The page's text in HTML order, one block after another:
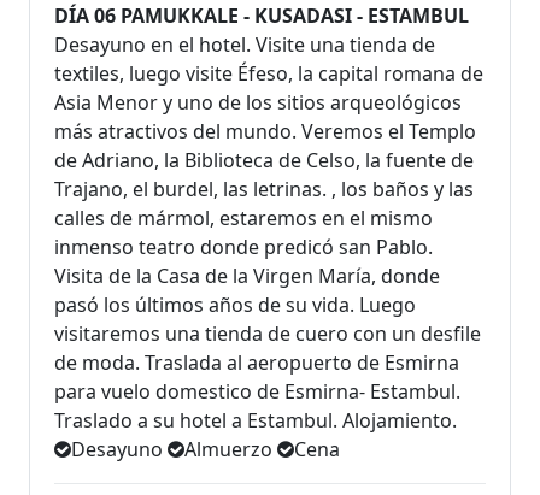
DÍA 06 PAMUKKALE - KUSADASI - ESTAMBUL
Desayuno en el hotel. Visite una tienda de
textiles, luego visite Éfeso, la capital romana de
Asia Menor y uno de los sitios arqueológicos
más atractivos del mundo. Veremos el Templo
de Adriano, la Biblioteca de Celso, la fuente de
Trajano, el burdel, las letrinas. , los baños y las
calles de mármol, estaremos en el mismo
inmenso teatro donde predicó san Pablo.
Visita de la Casa de la Virgen María, donde
pasó los últimos años de su vida. Luego
visitaremos una tienda de cuero con un desfile
de moda. Traslada al aeropuerto de Esmirna
para vuelo domestico de Esmirna- Estambul.
Traslado a su hotel a Estambul. Alojamiento.
Desayuno
Almuerzo Cena